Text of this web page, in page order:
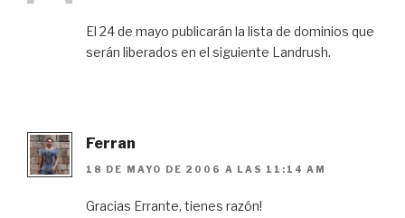
El 24 de mayo publicarán la lista de dominios que
serán liberados en el siguiente Landrush.
Ferran
18 DE MAYO DE 2006 A LAS 11:14 AM
Gracias Errante, tienes razón!